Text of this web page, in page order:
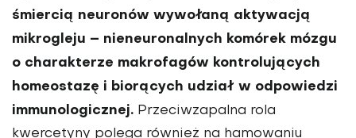
śmier­cią neuronów wywołaną aktywacją
mikrogleju – nieneuronalnych komórek mózgu
o charakterze makrofagów kontrolujących
homeostazę i biorących udział w odpowiedzi
immunologicznej. Przeciwzapalna rola
kwercetyny polega również na hamowaniu